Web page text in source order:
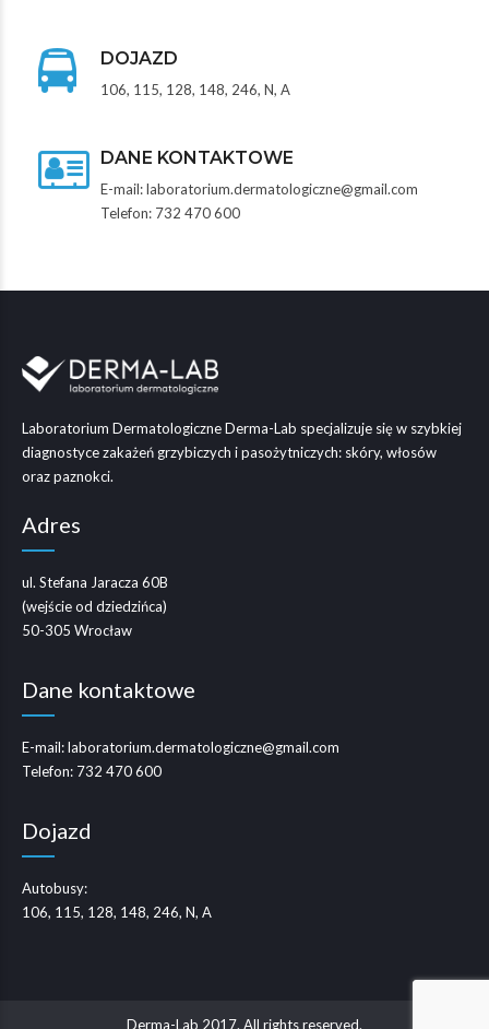
DOJAZD
106, 115, 128, 148, 246, N, A
DANE KONTAKTOWE
E-mail: laboratorium.dermatologiczne@gmail.com
Telefon: 732 470 600
Laboratorium Dermatologiczne Derma-Lab specjalizuje się w szybkiej
diagnostyce zakażeń grzybiczych i pasożytniczych: skóry, włosów
oraz paznokci.
Adres
ul. Stefana Jaracza 60B
(wejście od dziedzińca)
50-305 Wrocław
Dane kontaktowe
E-mail:laboratorium.dermatologiczne@gmail.com
Telefon: 732 470 600
Dojazd
Autobusy:
106, 115, 128, 148, 246, N, A
Derma-Lab 2017. All rights reserved.